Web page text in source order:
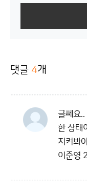
댓글 4개
글쎄요
한 상태
지켜봐
이준영